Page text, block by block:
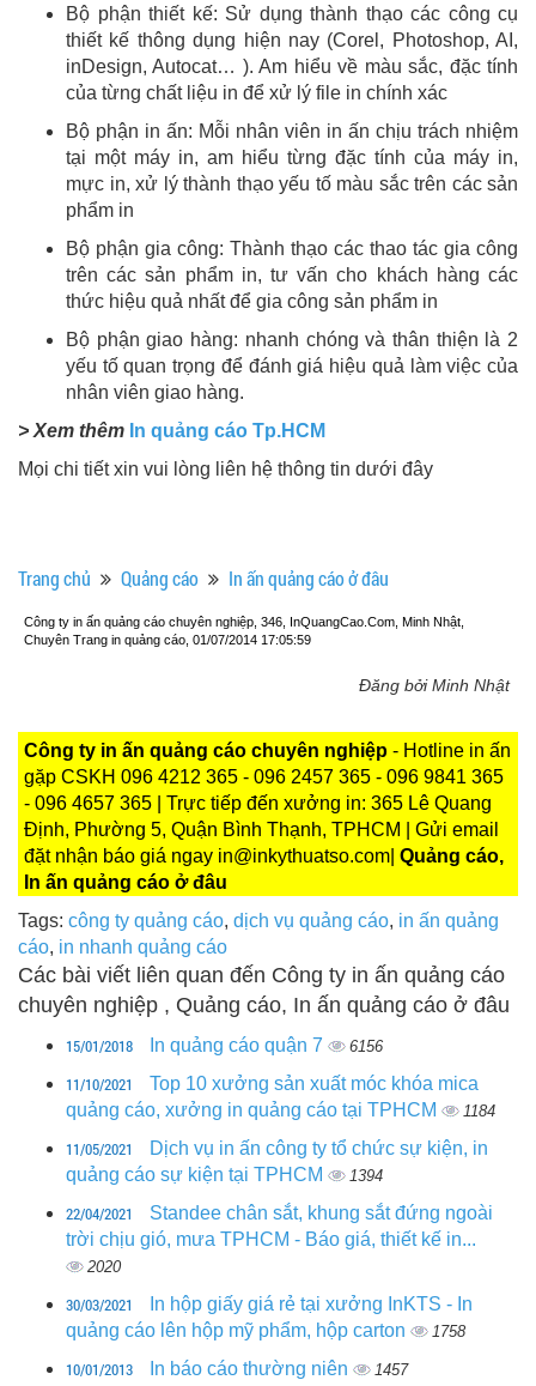
Bộ phận thiết kế: Sử dụng thành thạo các công cụ
thiết kế thông dụng hiện nay (Corel, Photoshop, AI,
inDesign, Autocat… ). Am hiểu về màu sắc, đặc tính
của từng chất liệu in để xử lý file in chính xác
Bộ phận in ấn: Mỗi nhân viên in ấn chịu trách nhiệm
tại một máy in, am hiểu từng đặc tính của máy in,
mực in, xử lý thành thạo yếu tố màu sắc trên các sản
phẩm in
Bộ phận gia công: Thành thạo các thao tác gia công
trên các sản phẩm in, tư vấn cho khách hàng các
thức hiệu quả nhất để gia công sản phẩm in
Bộ phận giao hàng: nhanh chóng và thân thiện là 2
yếu tố quan trọng để đánh giá hiệu quả làm việc của
nhân viên giao hàng.
> Xem thêm In quảng cáo Tp.HCM
Mọi chi tiết xin vui lòng liên hệ thông tin dưới đây
Trang chủ Quảng cáo In ấn quảng cáo ở đâu
Công ty in ấn quảng cáo chuyên nghiệp, 346, InQuangCao.Com, Minh Nhật,
Chuyên Trang in quảng cáo, 01/07/2014 17:05:59
Đăng bởi Minh Nhật
Công ty in ấn quảng cáo chuyên nghiệp - Hotline in ấn
gặp CSKH 096 4212 365 - 096 2457 365 - 096 9841 365
- 096 4657 365 | Trực tiếp đến xưởng in: 365 Lê Quang
Định, Phường 5, Quận Bình Thạnh, TPHCM | Gửi email
đặt nhận báo giá ngay in@inkythuatso.com| Quảng cáo,
In ấn quảng cáo ở đâu
Tags: công ty quảng cáo, dịch vụ quảng cáo, in ấn quảng
cáo, in nhanh quảng cáo
Các bài viết liên quan đến Công ty in ấn quảng cáo
chuyên nghiệp , Quảng cáo, In ấn quảng cáo ở đâu
15/01/2018 In quảng cáo quận 7 6156
11/10/2021
Top 10 xưởng sản xuất móc khóa mica
quảng cáo, xưởng in quảng cáo tại TPHCM
1184
11/05/2021
Dịch vụ in ấn công ty tổ chức sự kiện, in
quảng cáo sự kiện tại TPHCM
1394
22/04/2021
Standee chân sắt, khung sắt đứng ngoài
trời chịu gió, mưa TPHCM - Báo giá, thiết kế in...
2020
30/03/2021
In hộp giấy giá rẻ tại xưởng InKTS - In
quảng cáo lên hộp mỹ phẩm, hộp carton
1758
10/01/2013 In báo cáo thường niên 1457